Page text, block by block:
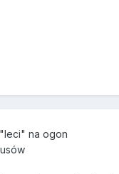
na ogon